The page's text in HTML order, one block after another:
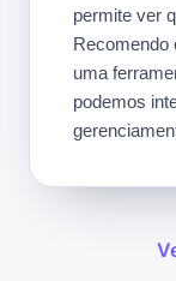
permite ver
Recomendo
uma
podemos